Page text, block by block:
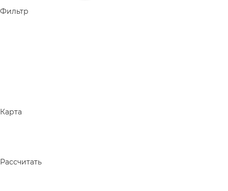
Фильтр
Карта
Рассчитать